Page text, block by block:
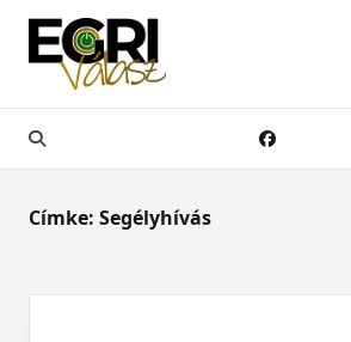
Skip
content
Címke: Segélyhívás